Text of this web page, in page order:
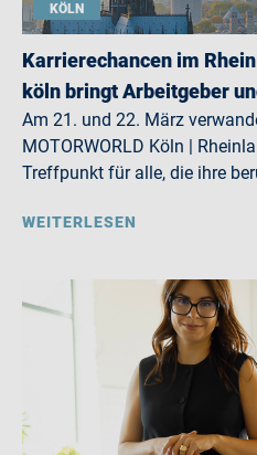
KÖLN
Karrierechancen im
köln bringt Arbeitgeber
Am 21. und 22. März
MOTORWORLD Köln |
Treffpunkt für alle, die ihre
WEITERLESEN